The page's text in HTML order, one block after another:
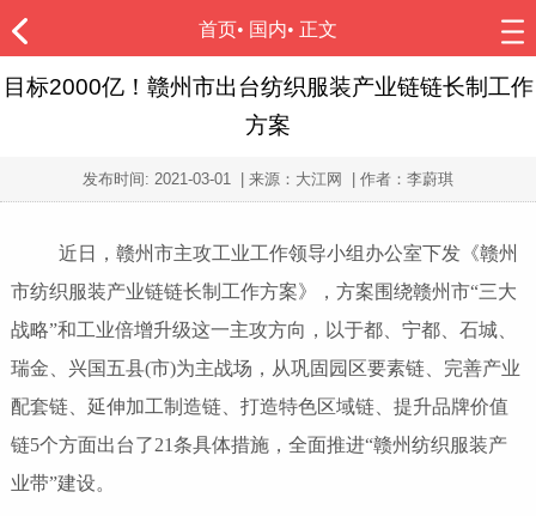
首页• 国内• 正文
目标2000亿！赣州市出台纺织服装产业链链长制工作
方案
发布时间: 2021-03-01 | 来源：大江网 | 作者：李蔚琪
近日，赣州市主攻工业工作领导小组办公室下发《赣州
市纺织服装产业链链长制工作方案》，方案围绕赣州市“三大
战略”和工业倍增升级这一主攻方向，以于都、宁都、石城、
瑞金、兴国五县(市)为主战场，从巩固园区要素链、完善产业
配套链、延伸加工制造链、打造特色区域链、提升品牌价值
链5个方面出台了21条具体措施，全面推进“赣州纺织服装产
业带”建设。